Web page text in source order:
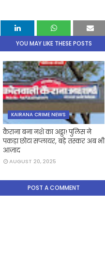
YOU MAY LIKE THESE POSTS
KAIRANA CRIME NEWS
कैराना बना नशे का अड्डा! पुलिस ने
पकड़ा छोटा सप्लायर, बड़े तस्कर अब भी
आज़ाद
AUGUST 20, 2025
POST A COMMENT